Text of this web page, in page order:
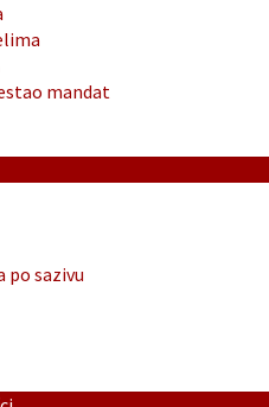
mandat
sazivu